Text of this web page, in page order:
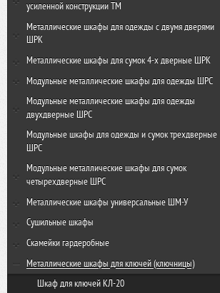
ШРК-22-800
усиленной конструкции ТМ
ТМ-22-600
ТМ-22-800
Металлические шкафы для одежды с двумя дверями
ШРК
ШРК-24-600
ШРК-24-800
Металлические шкафы для сумок 4-х дверные ШРК
ШРК-28-600
ШРК-28-800
Модульные металлические шкафы для одежды ШРС
ШРС-11-300
ШРС-11-400
ШРС-11дс-300
Модульные металлические шкафы для одежды
двухдверные ШРС
ШРС-12-300
ШРС-12дс-300
Модульные шкафы для одежды и сумок трехдверные
ШРС
Модульные металлические шкафы для сумок
четырехдверные ШРС
ШРС-14-300
ШРС-14дс-300
Металлические шкафы универсальные ШМ-У
ШМ-У 22-800
ШМУ 22-600
Cушильные шкафы
Шкаф сушильный ШСО-22м-600
Шкаф сушильный ШСО-22м
Шкаф сушильный ШСО-2000
Cкамейки гардеробные
Скамья гардеробная 600
Скамья гардеробная 800
Металлические шкафы для ключей (ключницы)
Шкаф для ключей КЛ-20